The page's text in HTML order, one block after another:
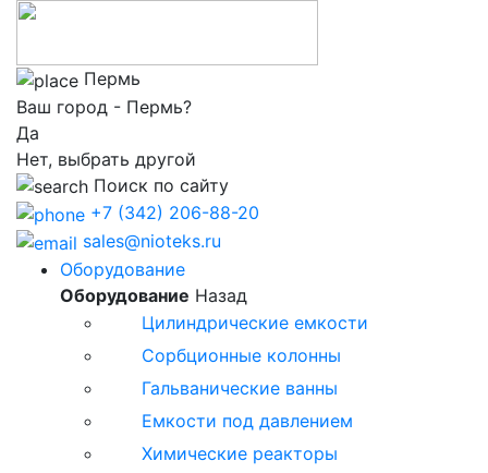
Пeрмь
Ваш город - Пeрмь?
Да
Нет, выбрать другой
Поиск по сайту
+7 (342) 206-88-20
sales@nioteks.ru
Оборудование
Оборудование Назад
Цилиндрические емкости
Сорбционные колонны
Гальванические ванны
Емкости под давлением
Химические реакторы